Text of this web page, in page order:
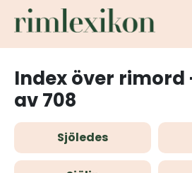
Index över rimord
av 708
Sjöledes